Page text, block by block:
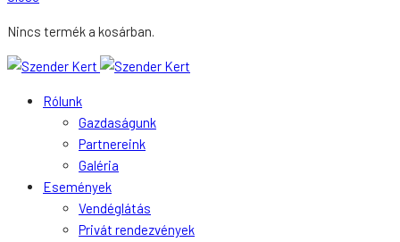
Nincs termék a kosárban.
Rólunk
Gazdaságunk
Partnereink
Galéria
Események
Vendéglátás
Privát rendezvények